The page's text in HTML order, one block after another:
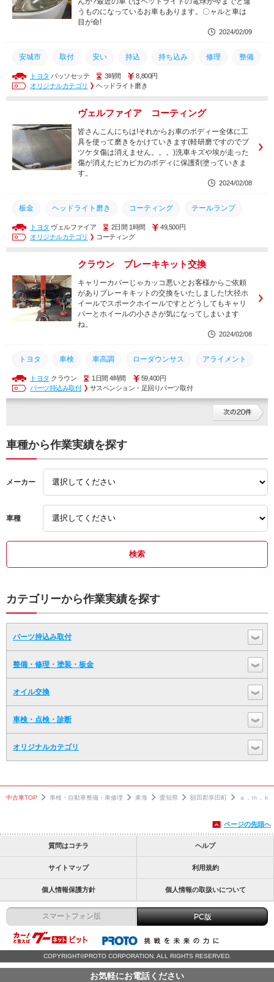
うものになっているお車もあります。〇ャルと車は
目が命!
2024/02/09
安城市 取付 安い 持込 持ち込み 修理 整備
点検 カスタム 車検 岡崎市
コーティング ヘッドライト磨き
トヨタ パッソセッテ 3時間
8,800円
オリジナルカテゴリ
ヘッドライト磨き
ヴェルファイア コーティング
皆さんこんにちは!それからお車のボディー全体に工
具を使って磨きをかけていきます(軽研磨ですのでブ
ツケタ傷は消えません。。。)洗車キズや埃が走った
傷が消えたピカピカのボディに保護剤塗っていきま
す。
2024/02/08
板金 ヘッドライト磨き コーティング テールランプ
バンパー グリル カーフィルム 磨き
トヨタ 車検 点検 整備 修理
トヨタ ヴェルファイア 2日間 1時間
49,500円
オリジナルカテゴリ
コーティング
クラウン ブレーキキット交換
キャリーカバーじゃカッコ悪いとお客様からご依頼
がありブレーキキットの交換をいたしました!大径ホ
イールでスポークホイールですとどうしてもキャリ
パーとホイールの小ささが気になってしまいます
ね。
2024/02/08
トヨタ 車検 車高調 ローダウンサス アライメント
点検 幸田町 岡崎市 カスタム
安い 持込 持ち込み 土日営業 取り付け 取付
トヨタ クラウン 1日間 4時間
59,400円
パーツ持込み取付
サスペンション・足回りパーツ取付
車種から作業実績を探す
メーカー
車種
カテゴリーから作業実績を探す
パーツ持込み取付
整備・修理・塗装・板金
オイル交換
車検・点検・診断
オリジナルカテゴリ
中古車TOP 車検・自動車整備・車修理 東海 愛知県 額田郡幸田町 ａ．ｍ．
お気軽にお電話ください
ページの先頭へ
質問はコチラ ヘルプ
サイトマップ 利用規約
個人情報保護方針 個人情報の取扱いについて
スマートフォン版 PC版
COPYRIGHT©PROTO CORPORATION. ALL RIGHTS RESERVED.